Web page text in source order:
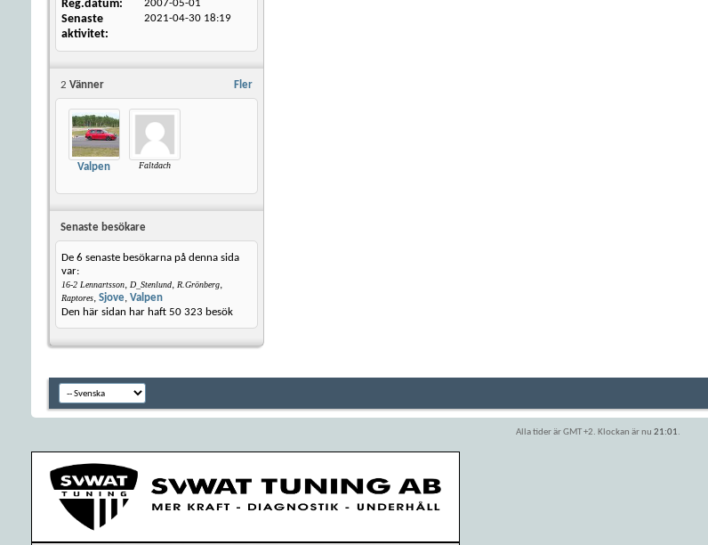
Reg.datum 2007-05-01
Senaste
aktivitet
2021-04-30 18:19
Fler
2 Vänner
Valpen Faltdach
Senaste besökare
De 6 senaste besökarna på denna sida
var:
16-2 Lennartsson, D_Stenlund, R.Grönberg,
Raptores, Sjove, Valpen
Den här sidan har haft 50 323 besök
Alla tider är GMT +2. Klockan är nu 21:01.